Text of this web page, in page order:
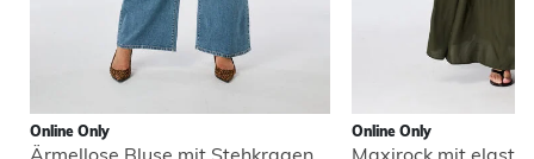
Online Only
Ärmellose Bluse mit Stehkragen
Online Only
Maxirock mit